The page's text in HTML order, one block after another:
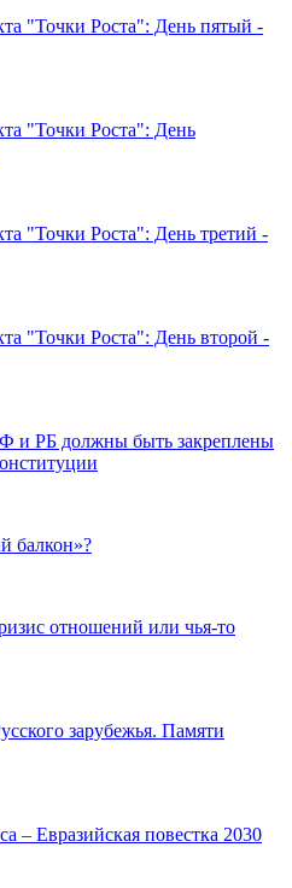
"Точки Роста": День пятый -
"Точки Роста": День
"Точки Роста": День третий -
"Точки Роста": День второй -
и РБ должны быть закреплены
балкон»?
отношений или чья-то
зарубежья. Памяти
– Евразийская повестка 2030